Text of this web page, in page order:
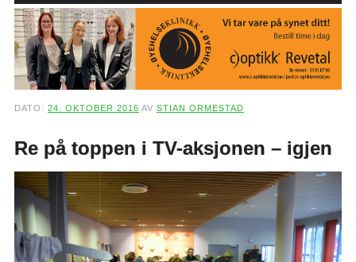
DATO: 24. OKTOBER 2016 AV STIAN ORMESTAD
Re på toppen i TV-aksjonen – igjen